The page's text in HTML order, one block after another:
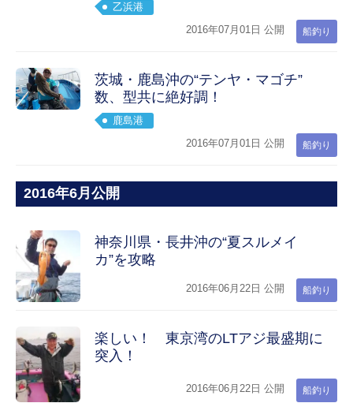
乙浜港
船釣り
2016年07月01日 公開
茨城・鹿島沖の“テンヤ・マゴチ”
数、型共に絶好調！
鹿島港
船釣り
2016年07月01日 公開
2016年6月公開
神奈川県・長井沖の“夏スルメイ
カ”を攻略
船釣り
2016年06月22日 公開
楽しい！ 東京湾のLTアジ最盛期に
突入！
船釣り
2016年06月22日 公開